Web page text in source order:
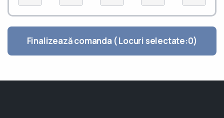
Finalizează comanda ( Locuri selectate:0)